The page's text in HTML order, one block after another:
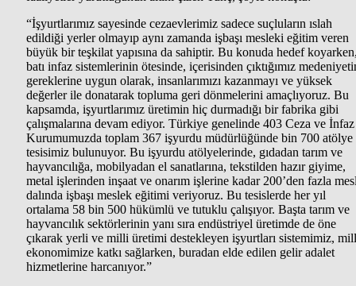
“İşyurtlarımız sayesinde cezaevlerimiz sadece suçluların ıslah
edildiği yerler olmayıp aynı zamanda işbaşı mesleki eğitim veren
büyük bir teşkilat yapısına da sahiptir. Bu konuda hedef
batı infaz sistemlerinin ötesinde, içerisinden çıktığımız
gereklerine uygun olarak, insanlarımızı kazanmayı ve yüksek
değerler ile donatarak topluma geri dönmelerini amaçlıyoruz. Bu
kapsamda, işyurtlarımız üretimin hiç durmadığı bir fabrika gibi
çalışmalarına devam ediyor. Türkiye genelinde 403 Ceza ve İnfaz
Kurumumuzda toplam 367 işyurdu müdürlüğünde bin 700 atölye
tesisimiz bulunuyor. Bu işyurdu atölyelerinde, gıdadan tarım ve
hayvancılığa, mobilyadan el sanatlarına, tekstilden hazır giyime,
metal işlerinden inşaat ve onarım işlerine kadar 200’den fazla
dalında işbaşı meslek eğitimi veriyoruz. Bu tesislerde her yıl
ortalama 58 bin 500 hükümlü ve tutuklu çalışıyor. Başta tarım ve
hayvancılık sektörlerinin yanı sıra endüstriyel üretimde de öne
çıkarak yerli ve milli üretimi destekleyen işyurtları sistemimiz,
ekonomimize katkı sağlarken, buradan elde edilen gelir adalet
hizmetlerine harcanıyor.”